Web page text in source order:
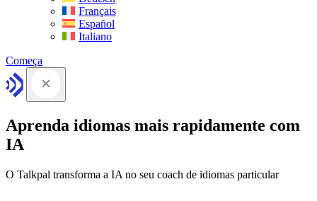
Français
Español
Italiano
Começa
Aprenda idiomas mais rapidamente com
IA
O Talkpal transforma a IA no seu coach de idiomas particular